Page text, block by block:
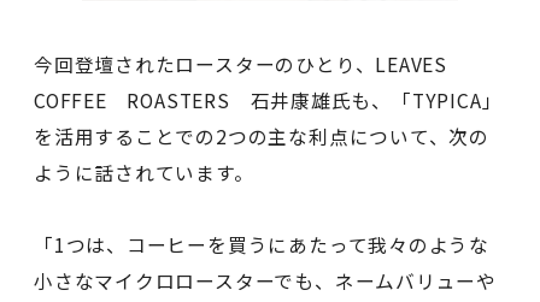
今回登壇されたロースターのひとり、LEAVES
COFFEE ROASTERS 石井康雄氏も、「TYPICA」
を活用することでの2つの主な利点について、次の
ように話されています。
「1つは、コーヒーを買うにあたって我々のような
小さなマイクロロースターでも、ネームバリューや